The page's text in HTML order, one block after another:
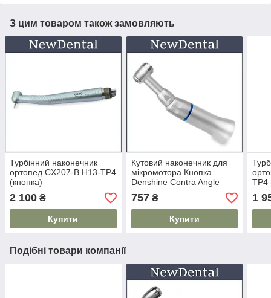
З цим товаром також замовляють
Турбінний наконечник
ортопед CX207-B H13-TP4
(кнопка)
2 100 ₴
Купити
Кутовий наконечник для
мікромотора Кнопка
Denshine Contra Angle
Handpiece
757₴
Купити
TP4
1
Подібні товари компанії